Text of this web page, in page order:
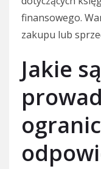
finansowego.
zakupu lub
Jakie